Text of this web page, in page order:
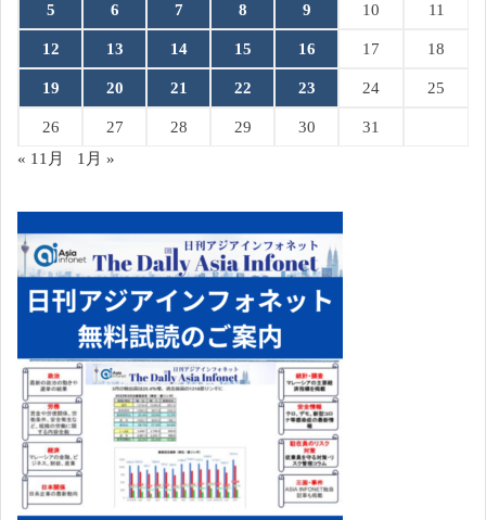
5 6 7 8 9 10 11
12 13 14 15 16 17 18
19 20 21 22 23 24 25
26 27 28 29 30
31
« 11月
1月 »